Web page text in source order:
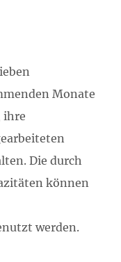
Monate
ihre
Die durch
können
werden.